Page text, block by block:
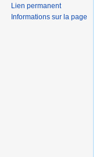
Lien permanent
Informations sur la page